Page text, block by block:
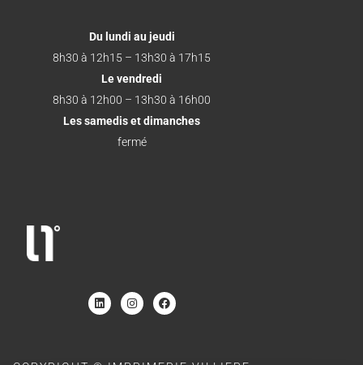
Du lundi au jeudi
8h30 à 12h15 – 13h30 à 17h15
Le vendredi
8h30 à 12h00 – 13h30 à 16h00
Les samedis et dimanches
fermé